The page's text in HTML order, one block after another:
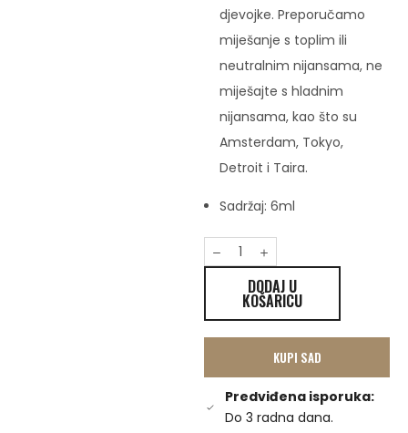
djevojke. Preporučamo
miješanje s toplim ili
neutralnim nijansama, ne
miješajte s hladnim
nijansama, kao što su
Amsterdam, Tokyo,
Detroit i Taira.
Sadržaj: 6ml
DODAJ U
KOŠARICU
KUPI SAD
Predviđena isporuka:
Do 3 radna dana.